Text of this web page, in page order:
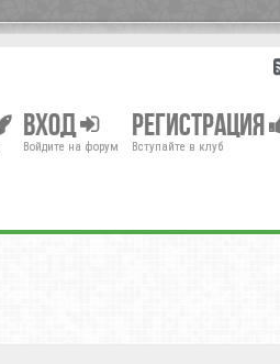
Вход
Войдите на форум
Регистрация
Вступайте в клуб